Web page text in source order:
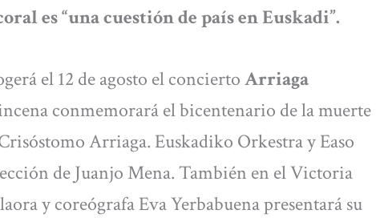
es “una cuestión de país en Euskadi”.
el 12 de agosto el conciertoArriaga
conmemorará el bicentenario de la muerte
Arriaga. Euskadiko Orkestra y Easo
de Juanjo Mena. También en el Victoria
y coreógrafa Eva Yerbabuena presentará su